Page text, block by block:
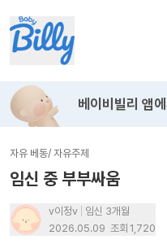
베이비빌리 앱에
자유 베동/ 자유주제
임신 중 부부싸움
v이정v
임신 3개월
2026.05.09 조회 1,720